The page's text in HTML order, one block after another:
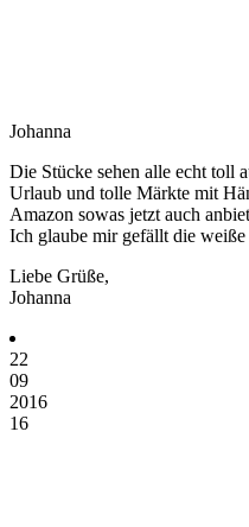
Johanna
Die Stücke sehen alle echt toll
Urlaub und tolle Märkte mit
Amazon sowas jetzt auch
Ich glaube mir gefällt die weiße
Liebe Grüße,
Johanna
22
09
2016
16